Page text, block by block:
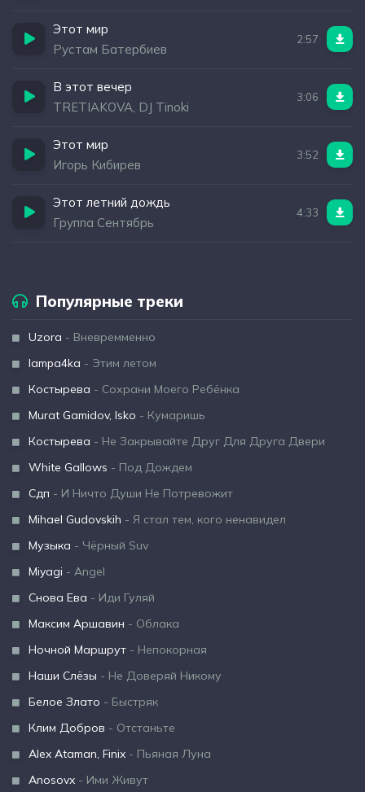
Этот мир
Рустам Батербиев
2:57
В этот вечер
TRETIAKOVA, DJ Tinoki
3:06
Этот мир
Игорь Кибирев
3:52
Этот летний дождь
Группа Сентябрь
4:33
Популярные треки
Uzora - Вневремменно
lampa4ka - Этим летом
Костырева - Сохрани Моего Ребёнка
Murat Gamidov, Isko - Кумаришь
Костырева - Не Закрывайте Друг Для Друга Двери
White Gallows - Под Дождем
Сдп - И Ничто Души Не Потревожит
Mihael Gudovskih - Я стал тем, кого ненавидел
Музыка - Чёрный Suv
Miyagi - Angel
Снова Ева - Иди Гуляй
Максим Аршавин - Облака
Ночной Маршрут - Непокорная
Наши Слёзы - Не Доверяй Никому
Белое Злато - Быстряк
Клим Добров - Отстаньте
Alex Ataman, Finix - Пьяная Луна
Anosovx - Ими Живут